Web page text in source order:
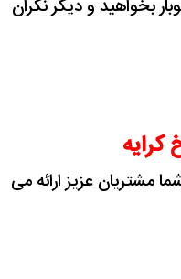
بخواهید و دیگر نگران
مشتریان عزیز ارائه می